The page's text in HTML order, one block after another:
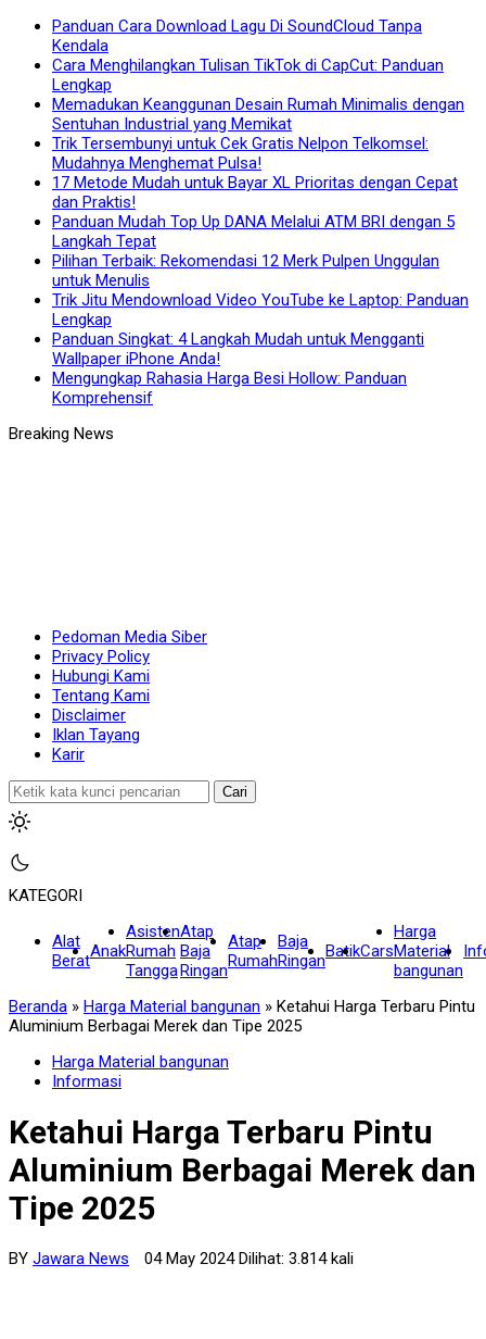
Panduan Cara Download Lagu Di SoundCloud Tanpa
Kendala
Cara Menghilangkan Tulisan TikTok di CapCut: Panduan
Lengkap
Memadukan Keanggunan Desain Rumah Minimalis dengan
Sentuhan Industrial yang Memikat
Trik Tersembunyi untuk Cek Gratis Nelpon Telkomsel:
Mudahnya Menghemat Pulsa!
17 Metode Mudah untuk Bayar XL Prioritas dengan Cepat
dan Praktis!
Panduan Mudah Top Up DANA Melalui ATM BRI dengan 5
Langkah Tepat
Pilihan Terbaik: Rekomendasi 12 Merk Pulpen Unggulan
untuk Menulis
Trik Jitu Mendownload Video YouTube ke Laptop: Panduan
Lengkap
Panduan Singkat: 4 Langkah Mudah untuk Mengganti
Wallpaper iPhone Anda!
Mengungkap Rahasia Harga Besi Hollow: Panduan
Komprehensif
Pedoman Media Siber
Privacy Policy
Hubungi Kami
Tentang Kami
Disclaimer
Iklan Tayang
Karir
Cari
KATEGORI
Alat
BeratAnak
Asisten
Rumah
Tangga
Atap
Baja
Ringan
Atap
Rumah
Baja
RinganBatikCars
Harga
Material
bangunan
Beranda » Harga Material bangunan » Ketahui Harga Terbaru Pintu
Aluminium Berbagai Merek dan Tipe 2025
Harga Material bangunan
Informasi
Ketahui Harga Terbaru Pintu
Aluminium Berbagai Merek dan
Tipe 2025
BY Jawara News 04 May 2024 Dilihat: 3.814 kali